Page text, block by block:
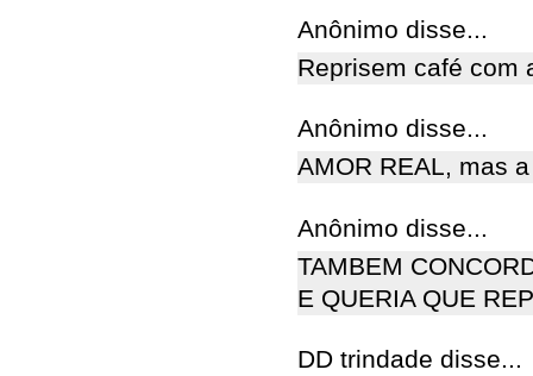
Anônimo disse...
Reprisem café com
Anônimo disse...
AMOR REAL, mas
Anônimo disse...
TAMBEM
E QUERIA QUE
DD trindade disse...